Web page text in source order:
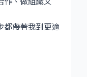
都帶著我到更適